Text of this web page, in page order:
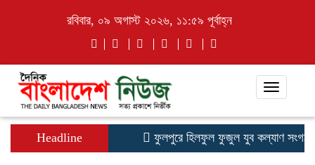
রবিবার, ০৯ অগাস্ট ২০২৬, ১১:৫৯ পূর্বাহ্ন
Toggle
Headline ফুলপুরে হিলফুল ফুজুল যুব কল্যাণ